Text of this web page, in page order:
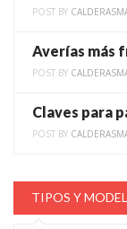
POST BY
Averías más
POST BY
Claves para
POST BY
TIPOS Y